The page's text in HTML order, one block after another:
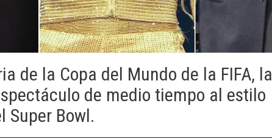
de la Copa del Mundo de la FIFA, la
de medio tiempo al estilo
Super Bowl.